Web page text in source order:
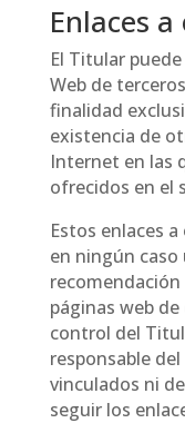
Enlaces
El Titular
Web de
finalidad
existencia de
Internet en las
ofrecidos en el
Estos enlaces
en ningún caso
páginas web
control del
responsable
vinculados ni
seguir los